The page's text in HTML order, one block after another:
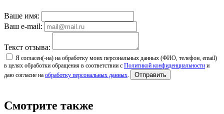
Ваше имя:
Ваш e-mail:
Текст отзыва:
Я согласен(-на) на обработку моих персональных данных (ФИО, телефон, email)
в целях обработки обращения в соответствии с Политикой конфиденциальности и
даю согласие на обработку персональных данных Отправить
Смотрите также